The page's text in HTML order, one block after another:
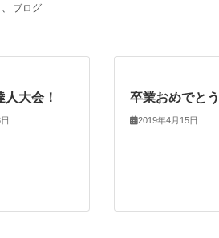
、 ブログ
人大会！ 卒業おめでとう
2019年4月15日